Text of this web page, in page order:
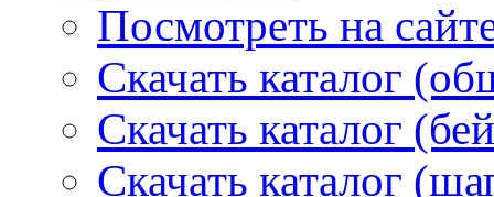
Посмотреть на
Скачать каталог
Скачать каталог
Скачать каталог